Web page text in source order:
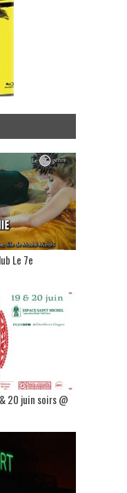
Le 7e
20 juin soirs @